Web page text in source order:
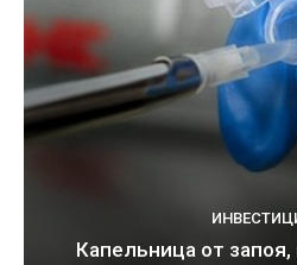
Капельница от запоя,